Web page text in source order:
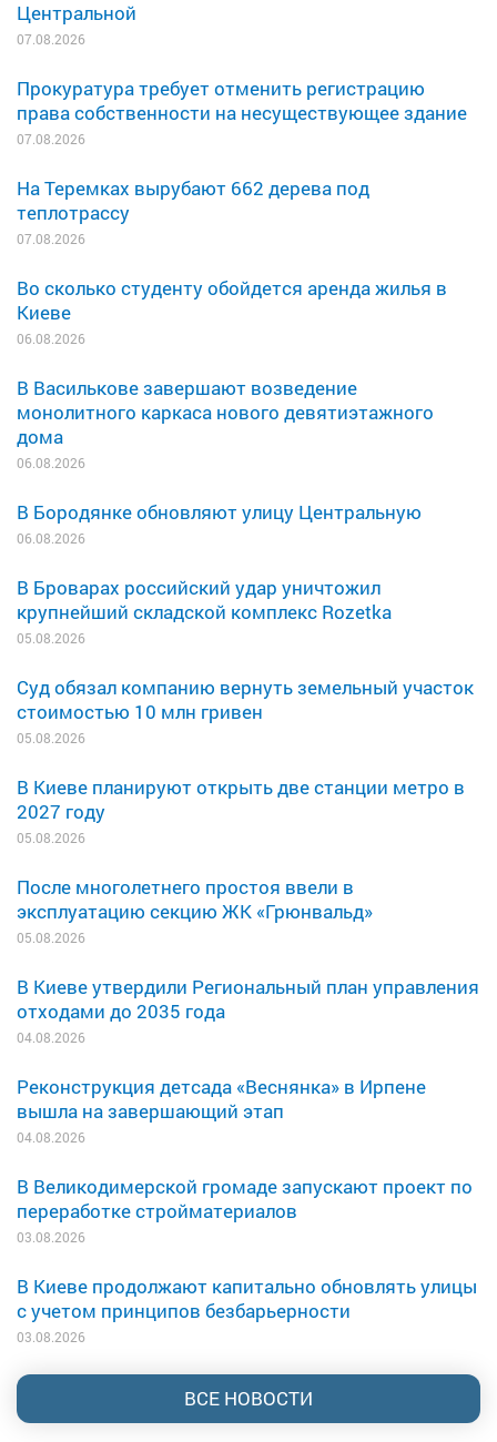
Центральной
07.08.2026
Прокуратура требует отменить регистрацию
права собственности на несуществующее здание
07.08.2026
На Теремках вырубают 662 дерева под
теплотрассу
07.08.2026
Во сколько студенту обойдется аренда жилья в
Киеве
06.08.2026
В Василькове завершают возведение
монолитного каркаса нового девятиэтажного
дома
06.08.2026
В Бородянке обновляют улицу Центральную
06.08.2026
В Броварах российский удар уничтожил
крупнейший складской комплекс Rozetka
05.08.2026
Суд обязал компанию вернуть земельный участок
стоимостью 10 млн гривен
05.08.2026
В Киеве планируют открыть две станции метро в
2027 году
05.08.2026
После многолетнего простоя ввели в
эксплуатацию секцию ЖК «Грюнвальд»
05.08.2026
В Киеве утвердили Региональный план управления
отходами до 2035 года
04.08.2026
Реконструкция детсада «Веснянка» в Ирпене
вышла на завершающий этап
04.08.2026
В Великодимерской громаде запускают проект по
переработке стройматериалов
03.08.2026
В Киеве продолжают капитально обновлять улицы
с учетом принципов безбарьерности
03.08.2026
ВСЕ НОВОСТИ